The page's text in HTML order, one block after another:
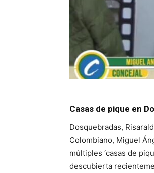
Casas de pique en
Dosquebradas,
Colombiano, Miguel
múltiples ‘casas de
descubierta